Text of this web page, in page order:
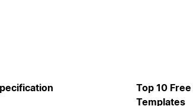
Top 10
Templates